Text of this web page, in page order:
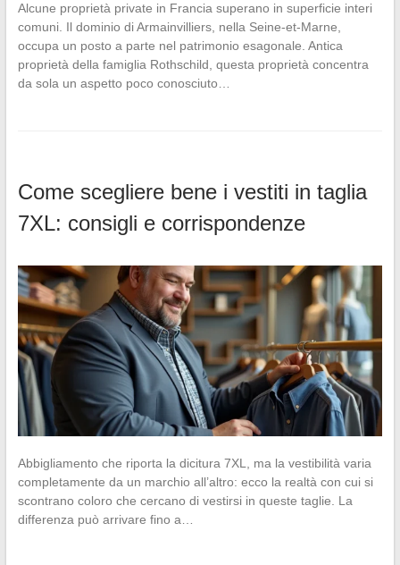
Alcune proprietà private in Francia superano in superficie interi
comuni. Il dominio di Armainvilliers, nella Seine-et-Marne,
occupa un posto a parte nel patrimonio esagonale. Antica
proprietà della famiglia Rothschild, questa proprietà concentra
da sola un aspetto poco conosciuto…
Come scegliere bene i vestiti in taglia
7XL: consigli e corrispondenze
Abbigliamento che riporta la dicitura 7XL, ma la vestibilità varia
completamente da un marchio all’altro: ecco la realtà con cui si
scontrano coloro che cercano di vestirsi in queste taglie. La
differenza può arrivare fino a…